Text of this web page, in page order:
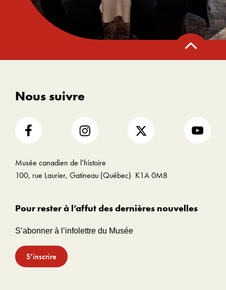
Retour
haut
Nous suivre
Musée canadien de l’histoire
100, rue Laurier, Gatineau (Québec) K1A 0M8
Pour rester à l’affut des dernières nouvelles
S’abonner à l’infolettre du Musée
S’inscrire